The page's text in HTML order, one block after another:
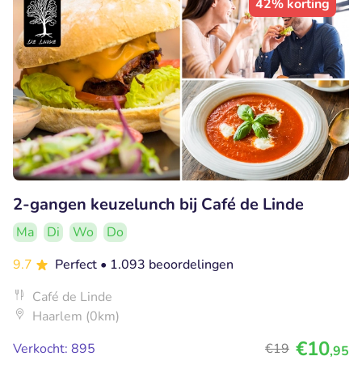
42% korting
2-gangen keuzelunch bij Café de Linde
Ma Di Wo
Do
9.7
Perfect • 1.093 beoordelingen
Café de Linde
Haarlem (0km)
Verkocht: 895
€19 €10,95